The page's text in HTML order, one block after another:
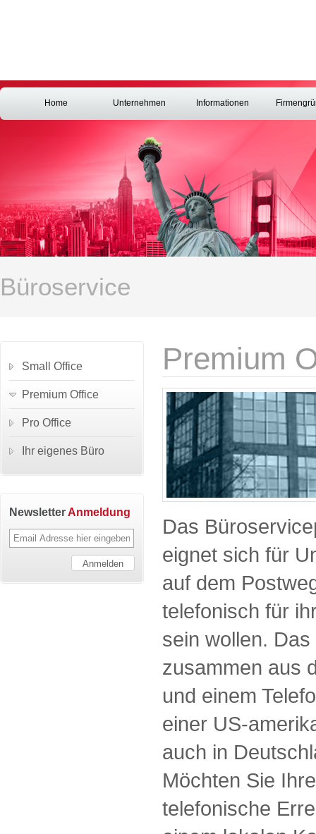
Home Unternehmen Informationen
Büroservice
Premium
Das
eignet sich für
auf dem
telefonisch für
sein wollen.
zusammen aus
und einem
einer US-
auch in
Möchten Sie
telefonische
Small Office
Premium Office
Pro Office
Ihr eigenes Büro
NewsletterAnmeldung